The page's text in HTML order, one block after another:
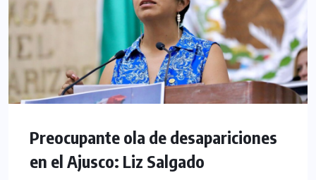
Preocupante ola de desapariciones
en el Ajusco: Liz Salgado